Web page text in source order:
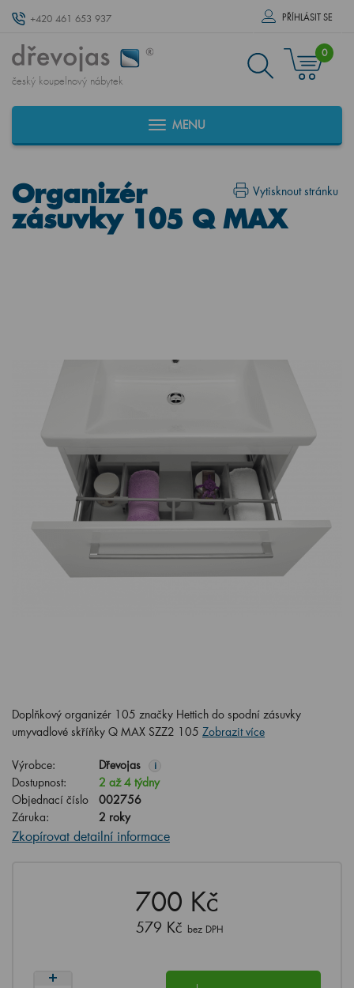
+420 461 653 937 PŘÍHLÁSIT SE
český koupelnový nábytek
0
MENU
Vytisknout stránku
Organizér
zásuvky 105 Q MAX
Doplňkový organizér 105 značky Hettich do spodní zásuvky
umyvadlové skříňky Q MAX SZZ2 105 Zobrazit více
Výrobce: Dřevojas i
Dostupnost:
2 až 4 týdny
Objednací číslo
002756
Záruka:
2 roky
Zkopírovat detailní informace
700 Kč
579 Kč bez DPH